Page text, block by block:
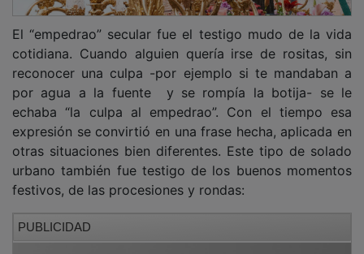
cotidiana. Cuando alguien quería irse de rositas, sin
reconocer una culpa -por ejemplo si te mandaban a
por agua a la fuente y se rompía la botija- se le
echaba “la culpa al empedrao”. Con el tiempo esa
expresión se convirtió en una frase hecha, aplicada en
otras situaciones bien diferentes. Este tipo de solado
urbano también fue testigo de los buenos momentos
festivos, de las procesiones y rondas: